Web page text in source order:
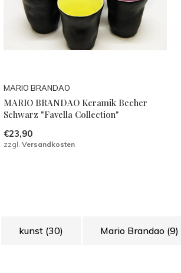
MARIO BRANDAO
MARIO BRANDAO Keramik Becher
Schwarz "Favella Collection"
€23,90
zzgl.Versandkosten
kunst (30) Mario Brandao (9)